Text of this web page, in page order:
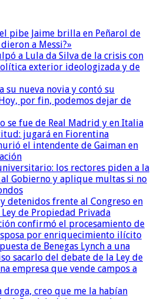
pibe Jaime brilla en Peñarol de
a Messi?»
a Lula da Silva de la crisis con
exterior ideologizada y de
su nueva novia y contó su
por fin, podemos dejar de
se fue de Real Madrid y en Italia
jugará en Fiorentina
el intendente de Gaiman en
los rectores piden a la
Gobierno y aplique multas si no
detenidos frente al Congreso en
de Propiedad Privada
confirmó el procesamiento de
por enriquecimiento ilícito
de Benegas Lynch a una
sacarlo del debate de la Ley de
empresa que vende campos a
droga, creo que me la habían